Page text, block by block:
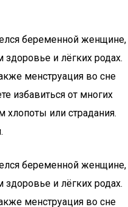
беременной женщине,
и лёгких родах.
менструация во сне
избавиться от многих
хлопоты или страдания.
беременной женщине,
и лёгких родах.
менструация во сне